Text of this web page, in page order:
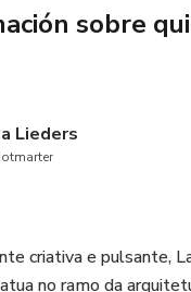
sobre
Lieders
criativa e pulsante,
no ramo da